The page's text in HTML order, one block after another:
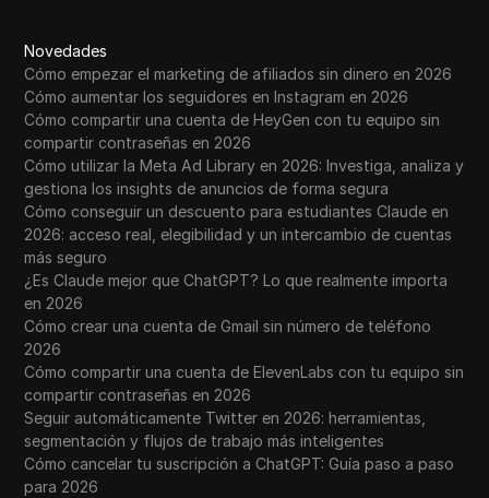
Novedades
Cómo empezar el marketing de afiliados sin dinero en 2026
Cómo aumentar los seguidores en Instagram en 2026
Cómo compartir una cuenta de HeyGen con tu equipo sin
compartir contraseñas en 2026
Cómo utilizar la Meta Ad Library en 2026: Investiga, analiza y
gestiona los insights de anuncios de forma segura
Cómo conseguir un descuento para estudiantes Claude en
2026: acceso real, elegibilidad y un intercambio de cuentas
más seguro
¿Es Claude mejor que ChatGPT? Lo que realmente importa
en 2026
Cómo crear una cuenta de Gmail sin número de teléfono
2026
Cómo compartir una cuenta de ElevenLabs con tu equipo sin
compartir contraseñas en 2026
Seguir automáticamente Twitter en 2026: herramientas,
segmentación y flujos de trabajo más inteligentes
Cómo cancelar tu suscripción a ChatGPT: Guía paso a paso
para 2026